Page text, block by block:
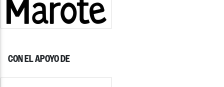
CON EL APOYO DE